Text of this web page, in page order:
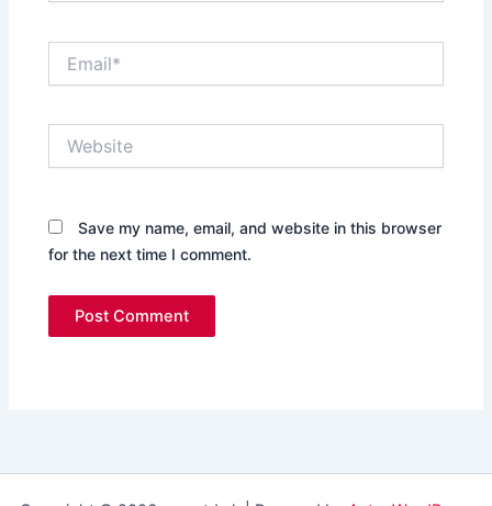
Save my name, email, and website in this browser
for the next time I comment.